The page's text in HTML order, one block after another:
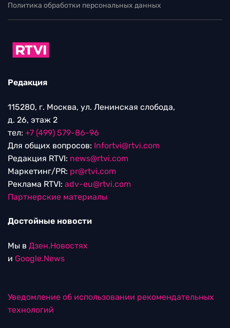
Политика обработки персональных данных
Редакция
115280, г. Москва, ул. Ленинская слобода,
д. 26, этаж 2
тел: +7 (499) 579-86-96
Для общих вопросов: Infortvi@rtvi.com
Редакция RTVI: news@rtvi.com
Маркетинг/PR: pr@rtvi.com
Реклама RTVI: adv-eu@rtvi.com
Партнерские материалы
Достойные новости
Мы в Дзен.Новостях
и Google.News
Уведомление об использовании рекомендательных
технологий